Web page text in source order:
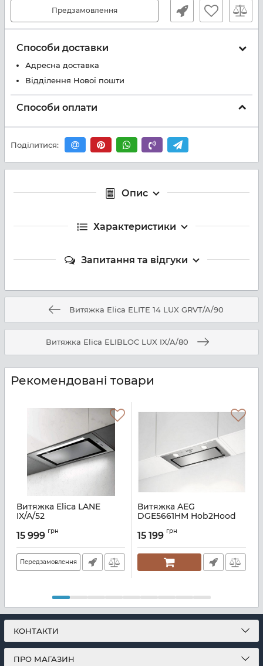
Предзамовлення
Способи доставки
Адресна доставка
Відділення Нової пошти
Способи оплати
Поділитися:
Опис
Характеристики
Запитання та відгуки
Витяжка Elica ELITE 14 LUX GRVT/A/90
Витяжка Elica ELIBLOC LUX IX/A/80
Рекомендовані товари
Витяжка Elica LANE
IX/A/52
15 999 грн
Передзамовлення
Витяжка AEG
DGE5661HM Hob2Hood
15 199 грн
КОНТАКТИ
ПРО МАГАЗИН